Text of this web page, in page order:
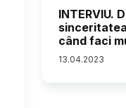
INTERVIU.
când faci
13.04.2023